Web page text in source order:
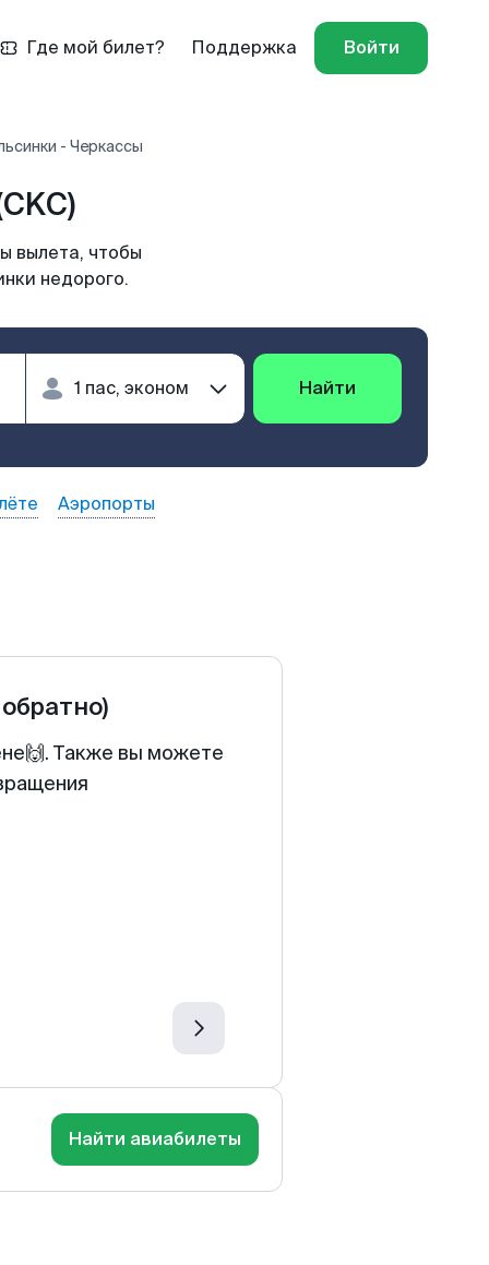
Где мой билет? Поддержка Войти
- Черкассы
вылета, чтобы
недорого.
Найти
Аэропорты
Также вы можете
Найти авиабилеты